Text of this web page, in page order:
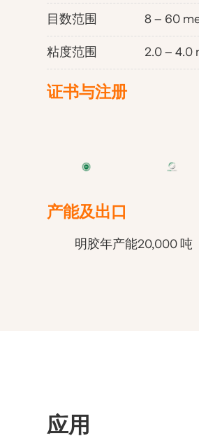
目数范围
8 – 60
粘度范围
2.0 – 4.0
证书与注册
产能及出口
明胶年产能20,000 吨
应用